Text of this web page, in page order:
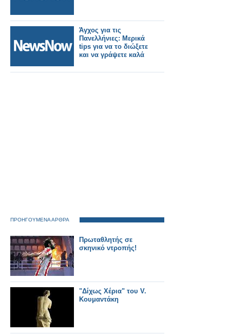
Άγχος για τις
Πανελλήνιες: Μερικά
tips για να το διώξετε
και να γράψετε καλά
ΠΡΟΗΓΟΥΜΕΝΑ ΑΡΘΡΑ
Πρωταθλητής σε
σκηνικό ντροπής!
"Δίχως Χέρια" του V.
Κουμαντάκη